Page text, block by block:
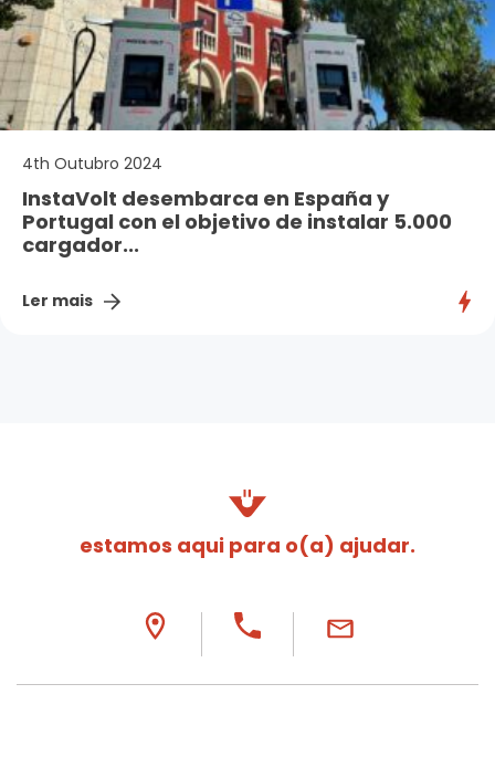
4th Outubro 2024
InstaVolt desembarca en España y
Portugal con el objetivo de instalar 5.000
cargador...
Ler mais
estamos aqui para o(a) ajudar.